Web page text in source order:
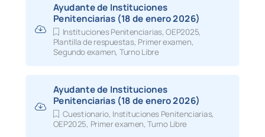
Ayudante de Instituciones
Penitenciarias (18 de enero 2026)
Instituciones Penitenciarias,OEP2025,
Plantilla de respuestas, Primer examen,
Segundo examen, Turno Libre
Ayudante de Instituciones
Penitenciarias (18 de enero 2026)
Cuestionario, Instituciones Penitenciarias,
OEP2025, Primer examen,Turno Libre